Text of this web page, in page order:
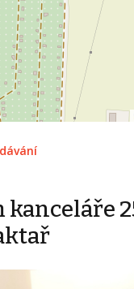
kanceláře